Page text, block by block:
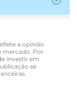
a opinião
mercado. Por
investir em
se